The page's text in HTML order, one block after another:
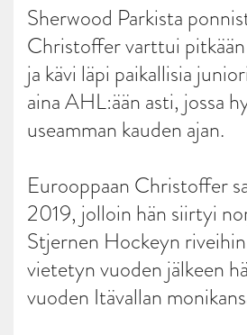
Sherwood Parkista
Christoffer varttui
ja kävi läpi paikallisia
aina AHL:ään asti, jossa
useamman kauden ajan.
Eurooppaan Christoffer
2019, jolloin hän siirtyi
Stjernen Hockeyn
vietetyn vuoden jälkeen
vuoden Itävallan